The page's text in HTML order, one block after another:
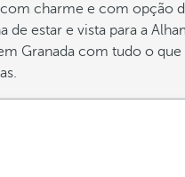
charme e com opção
de estar e vista para a
Granada com tudo o que